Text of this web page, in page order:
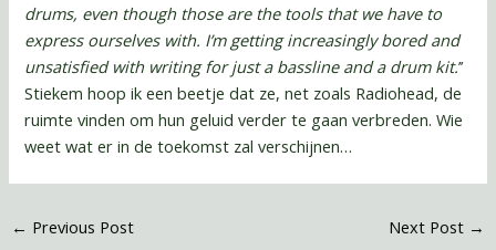
drums, even though those are the tools that we have to
express ourselves with. I’m getting increasingly bored and
unsatisfied with writing for just a bassline and a drum kit.’’
Stiekem hoop ik een beetje dat ze, net zoals Radiohead, de
ruimte vinden om hun geluid verder te gaan verbreden. Wie
weet wat er in de toekomst zal verschijnen…
← Previous Post Next Post →